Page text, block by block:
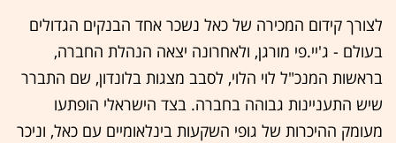
לצורך קידום המכירה של כאל נשכר אחד הבנקים הגדולים
בעולם - ג'יי.פי מורגן, ולאחרונה יצאה הנהלת החברה,
בראשות המנכ"ל לוי הלוי, לסבב מצגות בלונדון, שם התברר
שיש התעניינות גבוהה בחברה. בצד הישראלי הופתעו
מעומק ההיכרות של גופי השקעות בינלאומיים עם כאל, וניכר